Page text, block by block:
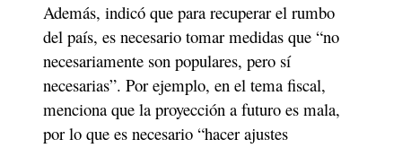
Además, indicó que para recuperar el rumbo
del país, es necesario tomar medidas que “no
necesariamente son populares, pero sí
necesarias”. Por ejemplo, en el tema fiscal,
menciona que la proyección a futuro es mala,
por lo que es necesario “hacer ajustes